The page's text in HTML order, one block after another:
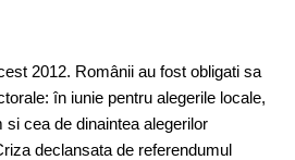
2012. Românii au fost obligati sa
în iunie pentru alegerile locale,
cea de dinaintea alegerilor
declansata de referendumul